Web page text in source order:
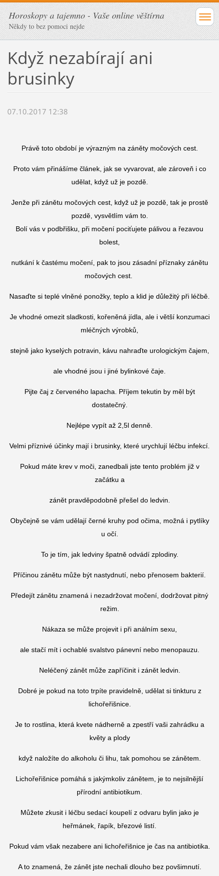
Horoskopy a tajemno - Vaše online věštírna
Někdy to bez pomoci nejde
Když nezabírají ani
brusinky
07.10.2017 12:38
Právě toto období je výrazným na záněty močových cest.
Proto vám přinášíme článek, jak se vyvarovat, ale zároveň i co
udělat, když už je pozdě.
Jenže při zánětu močových cest, když už je pozdě, tak je prostě
pozdě, vysvětlím vám to.
Bolí vás v podbřišku, při močení pociťujete pálivou a řezavou
bolest,
nutkání k častému močení, pak to jsou zásadní příznaky zánětu
močových cest.
Nasaďte si teplé vlněné ponožky, teplo a klid je důležitý při léčbě.
Je vhodné omezit sladkosti, kořeněná jídla, ale i větší konzumaci
mléčných výrobků,
stejně jako kyselých potravin, kávu nahraďte urologickým čajem,
ale vhodné jsou i jiné bylinkové čaje.
Pijte čaj z červeného lapacha. Příjem tekutin by měl být
dostatečný.
Nejlépe vypít až 2,5l denně.
Velmi příznivé účinky mají i brusinky, které urychlují léčbu infekcí.
Pokud máte krev v moči, zanedbali jste tento problém již v
začátku a
zánět pravděpodobně přešel do ledvin.
Obyčejně se vám udělají černé kruhy pod očima, možná i pytlíky
u očí.
To je tím, jak ledviny špatně odvádí zplodiny.
Příčinou zánětu může být nastydnutí, nebo přenosem bakterií.
Předejít zánětu znamená i nezadržovat močení, dodržovat pitný
režim.
Nákaza se může projevit i při análním sexu,
ale stačí mít i ochablé svalstvo pánevní nebo menopauzu.
Neléčený zánět může zapříčinit i zánět ledvin.
Dobré je pokud na toto trpíte pravidelně, udělat si tinkturu z
lichořeřišnice.
Je to rostlina, která kvete nádherně a zpestří vaši zahrádku a
květy a plody
když naložíte do alkoholu či lihu, tak pomohou se zánětem.
Lichořeřišnice pomáhá s jakýmkoliv zánětem, je to nejsilnější
přírodní antibiotikum.
Můžete zkusit i léčbu sedací koupelí z odvaru bylin jako je
heřmánek, řapík, březové listí.
Pokud vám však nezabere ani lichořeřišnice je čas na antibiotika.
A to znamená, že zánět jste nechali dlouho bez povšimnutí.